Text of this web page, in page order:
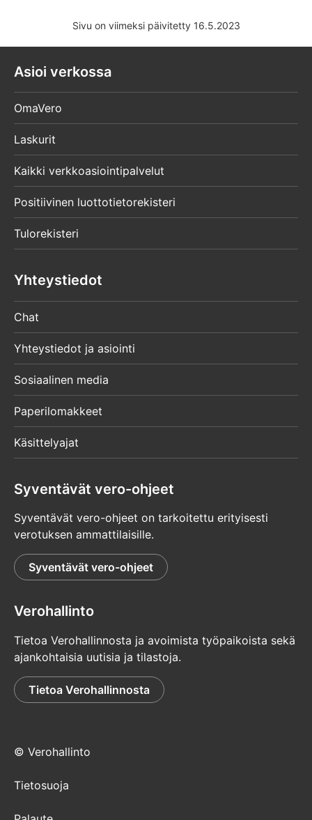
Sivu on viimeksi päivitetty 16.5.2023
Asioi verkossa
OmaVero
Laskurit
Kaikki verkkoasiointipalvelut
Positiivinen luottotietorekisteri
Tulorekisteri
Yhteystiedot
Chat
Yhteystiedot ja asiointi
Sosiaalinen media
Paperilomakkeet
Käsittelyajat
Syventävät vero-ohjeet
Syventävät vero-ohjeet on tarkoitettu erityisesti
verotuksen ammattilaisille.
Syventävät vero-ohjeet
Verohallinto
Tietoa Verohallinnosta ja avoimista työpaikoista sekä
ajankohtaisia uutisia ja tilastoja.
Tietoa Verohallinnosta
© Verohallinto
Tietosuoja